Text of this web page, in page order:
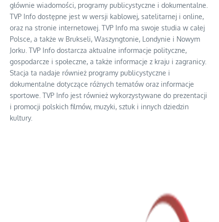
głównie wiadomości, programy publicystyczne i dokumentalne.
TVP Info dostępne jest w wersji kablowej, satelitarnej i online,
oraz na stronie internetowej. TVP Info ma swoje studia w całej
Polsce, a także w Brukseli, Waszyngtonie, Londynie i Nowym
Jorku. TVP Info dostarcza aktualne informacje polityczne,
gospodarcze i społeczne, a także informacje z kraju i zagranicy.
Stacja ta nadaje również programy publicystyczne i
dokumentalne dotyczące różnych tematów oraz informacje
sportowe. TVP Info jest również wykorzystywane do prezentacji
i promocji polskich filmów, muzyki, sztuk i innych dziedzin
kultury.